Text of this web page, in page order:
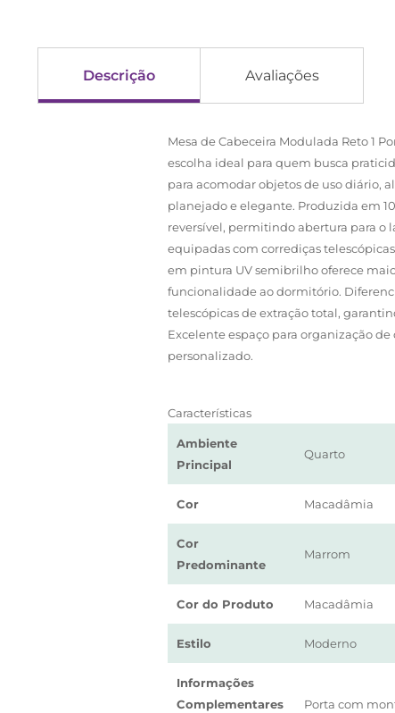
Descrição Avaliações
Mesa de Cabeceira Modulada Reto 1
escolha ideal para quem busca
para acomodar objetos de uso diário,
planejado e elegante. Produzida em
reversível, permitindo abertura para o
equipadas com corrediças
em pintura UV semibrilho oferece
funcionalidade ao dormitório.
telescópicas de extração total,
Excelente espaço para organização
personalizado.
Características
Ambiente
Principal
Quarto
Cor Macadâmia
Cor
Predominante
Marrom
Cor do Produto Macadâmia
Estilo Moderno
Informações
Complementares
Porta com